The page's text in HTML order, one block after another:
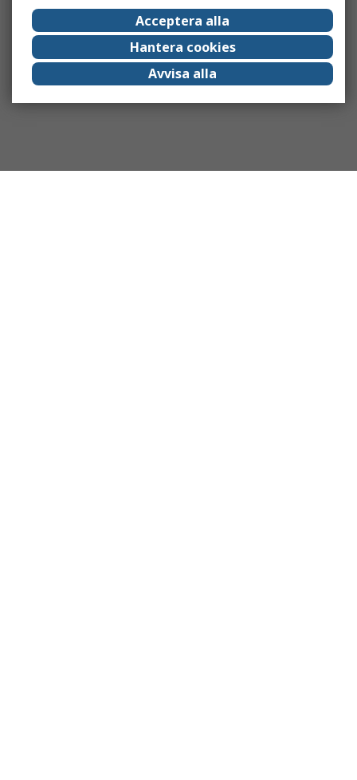
Acceptera alla
Hantera cookies
Avvisa alla